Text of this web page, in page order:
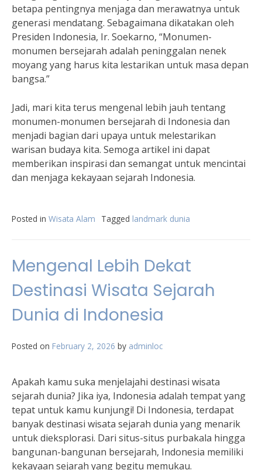
betapa pentingnya menjaga dan merawatnya untuk
generasi mendatang. Sebagaimana dikatakan oleh
Presiden Indonesia, Ir. Soekarno, “Monumen-
monumen bersejarah adalah peninggalan nenek
moyang yang harus kita lestarikan untuk masa depan
bangsa.”
Jadi, mari kita terus mengenal lebih jauh tentang
monumen-monumen bersejarah di Indonesia dan
menjadi bagian dari upaya untuk melestarikan
warisan budaya kita. Semoga artikel ini dapat
memberikan inspirasi dan semangat untuk mencintai
dan menjaga kekayaan sejarah Indonesia.
Posted in Wisata Alam Tagged landmark dunia
Mengenal Lebih Dekat
Destinasi Wisata Sejarah
Dunia di Indonesia
Posted on February 2, 2026 by adminloc
Apakah kamu suka menjelajahi destinasi wisata
sejarah dunia? Jika iya, Indonesia adalah tempat yang
tepat untuk kamu kunjungi! Di Indonesia, terdapat
banyak destinasi wisata sejarah dunia yang menarik
untuk dieksplorasi. Dari situs-situs purbakala hingga
bangunan-bangunan bersejarah, Indonesia memiliki
kekayaan sejarah yang begitu memukau.